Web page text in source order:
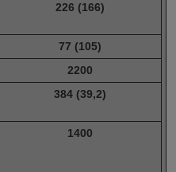
226 (166)
77 (105)
2200
384 (39,2)
1400